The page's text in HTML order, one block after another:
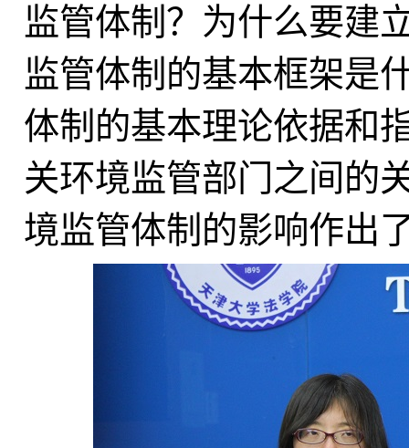
监管体制？为什么要建
监管体制的基本框架是
体制的基本理论依据和
关环境监管部门之间的
境监管体制的影响作出